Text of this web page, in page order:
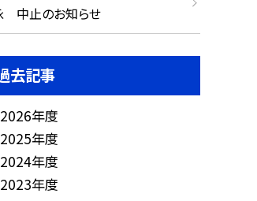
中止のお知らせ
去記事
2026年度
2025年度
2024年度
2023年度